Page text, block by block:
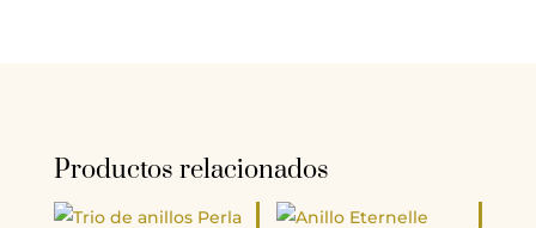
Productos relacionados